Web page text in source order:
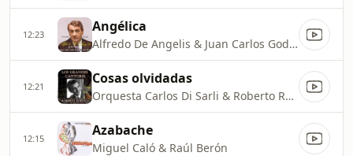
12:23 Angélica
Alfredo De Angelis & Juan Carlos Godoy
12:21 Cosas olvidadas
Orquesta Carlos Di Sarli & Roberto Rufino
12:15 Azabache
Miguel Caló & Raúl Berón